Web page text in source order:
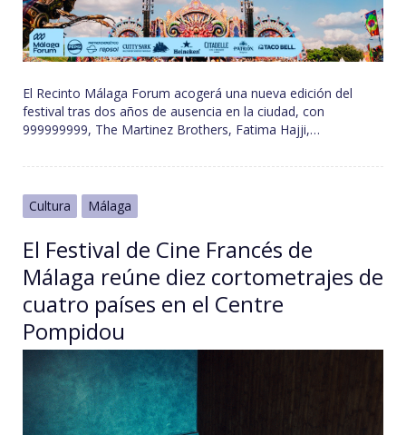
El Recinto Málaga Forum acogerá una nueva edición del
festival tras dos años de ausencia en la ciudad, con
999999999, The Martinez Brothers, Fatima Hajji,…
Cultura Málaga
El Festival de Cine Francés de
Málaga reúne diez cortometrajes de
cuatro países en el Centre
Pompidou